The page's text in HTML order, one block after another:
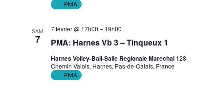
PMA
SAM
7 PMA: Harnes Vb 3 – Tinqueux 1
7 février @ 17h00 – 19h00
Harnes Volley-Ball-Salle Regionale Marechal 128
Chemin Valois, Harnes, Pas-de-Calais, France
PMA